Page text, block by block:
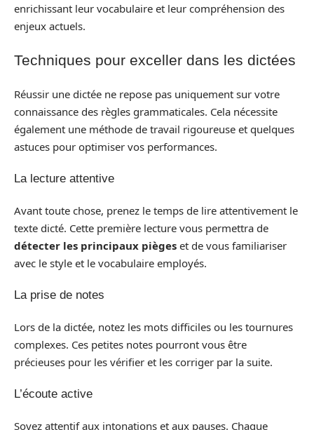
enrichissant leur vocabulaire et leur compréhension des
enjeux actuels.
Techniques pour exceller dans les dictées
Réussir une dictée ne repose pas uniquement sur votre
connaissance des règles grammaticales. Cela nécessite
également une méthode de travail rigoureuse et quelques
astuces pour optimiser vos performances.
La lecture attentive
Avant toute chose, prenez le temps de lire attentivement le
texte dicté. Cette première lecture vous permettra de
détecter les principaux pièges et de vous familiariser
avec le style et le vocabulaire employés.
La prise de notes
Lors de la dictée, notez les mots difficiles ou les tournures
complexes. Ces petites notes pourront vous être
précieuses pour les vérifier et les corriger par la suite.
L’écoute active
Soyez attentif aux intonations et aux pauses. Chaque